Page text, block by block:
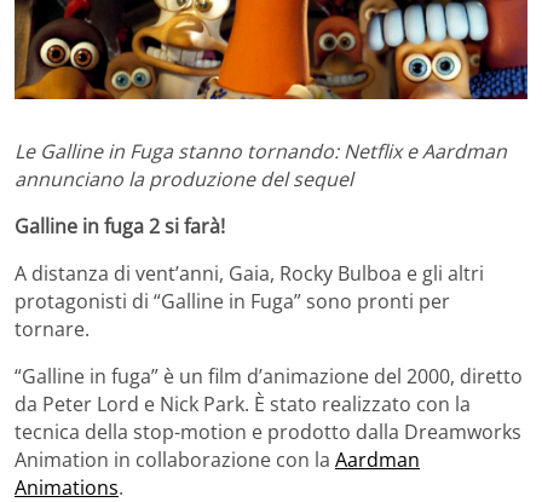
Le Galline in Fuga stanno tornando: Netflix e Aardman
annunciano la produzione del sequel
Galline in fuga 2 si farà!
A distanza di vent’anni, Gaia, Rocky Bulboa e gli altri
protagonisti di “Galline in Fuga” sono pronti per
tornare.
“Galline in fuga” è un film d’animazione del 2000, diretto
da Peter Lord e Nick Park. È stato realizzato con la
tecnica della stop-motion e prodotto dalla Dreamworks
Animation in collaborazione con la Aardman
Animations.